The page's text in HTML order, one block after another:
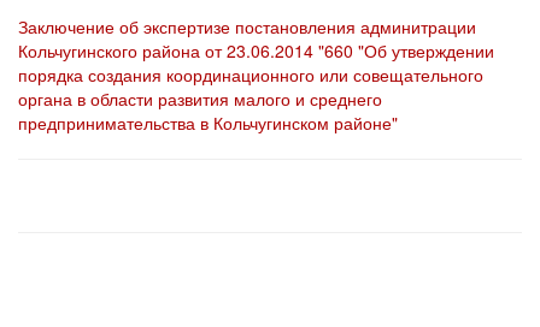
Заключение об экспертизе постановления админитрации
Кольчугинского района от 23.06.2014 "660 "Об утверждении
порядка создания координационного или совещательного
органа в области развития малого и среднего
предпринимательства в Кольчугинском районе"